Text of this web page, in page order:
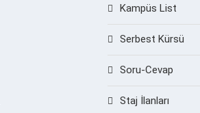
Kampüs List
Serbest Kürsü
Soru-Cevap
Staj İlanları